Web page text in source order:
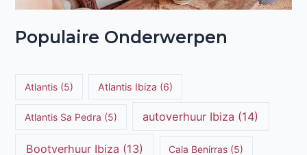
Populaire Onderwerpen
Atlantis (5) Atlantis Ibiza (6)
Atlantis Sa Pedra (5) autoverhuur Ibiza (14)
Bootverhuur Ibiza (13) Cala Benirras (5)